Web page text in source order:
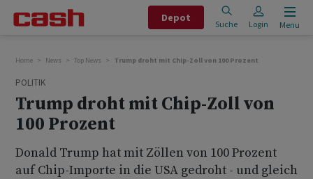
Depot
Suche Login Menu
Home News Top News Trump droht mit Chip-Zoll von 100 Prozent
POLITIK
Trump droht mit Chip-Zoll von
100 Prozent
Donald Trump hat mit Zöllen von 100 Prozent
auf Chip-Importe in die USA gedroht - und gleich